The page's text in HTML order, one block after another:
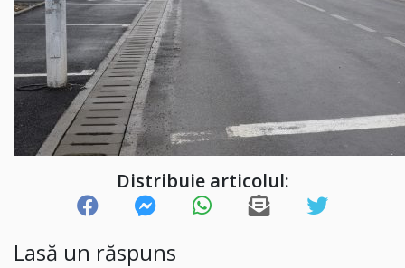
Distribuie articolul:
Lasă un răspuns